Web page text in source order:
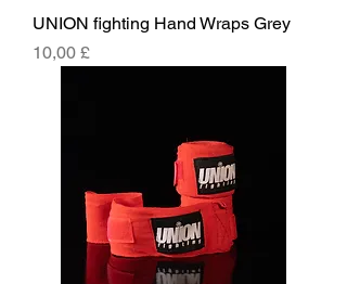
UNION fighting Hand Wraps Grey
Cena
10,00 £